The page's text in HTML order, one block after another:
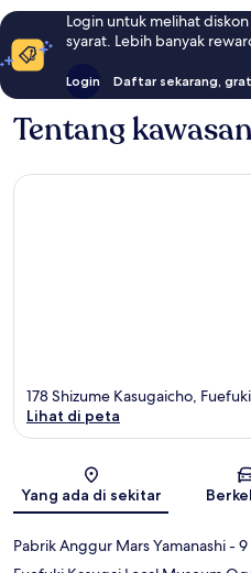
Login untuk melihat
syarat. Lebih banyak
Login Daftar sekarang,
Tentang
178 Shizume Kasugaicho,
Lihat di peta
Yang ada di sekitar
Pabrik Anggur Mars Yamanashi- 9